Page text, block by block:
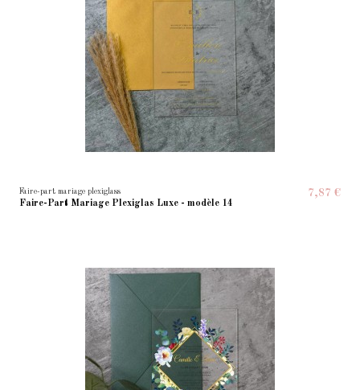
Faire-part mariage plexiglass
Faire-Part Mariage Plexiglas Luxe - modèle 14
7,87 €